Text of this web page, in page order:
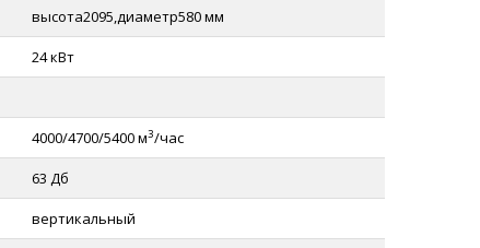
высота2095,диаметр580 мм
24 кВт
4000/4700/5400 м3/час
63 Дб
вертикальный